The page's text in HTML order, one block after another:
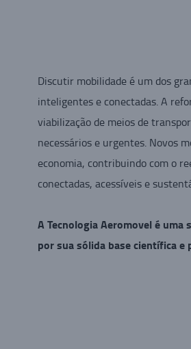
Discutir mobilidade é um dos
inteligentes e conectadas. A
viabilização de meios de
necessários e urgentes. Novos
economia, contribuindo com o
conectadas, acessíveis e
A Tecnologia Aeromovel é
por sua sólida base científica